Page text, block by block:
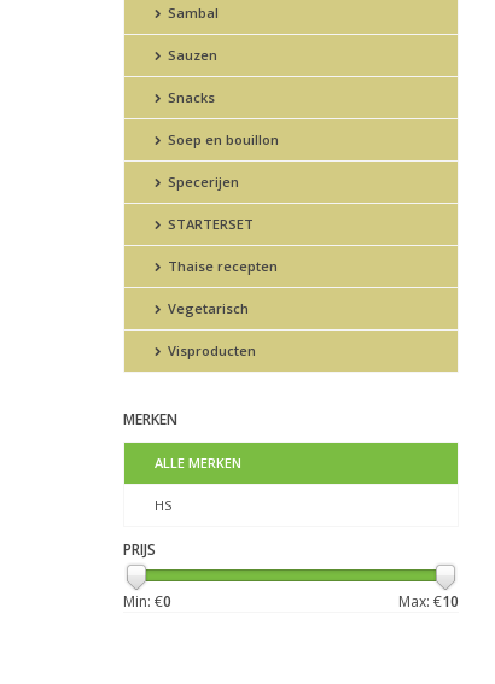
Sambal
Sauzen
Snacks
Soep en bouillon
Specerijen
STARTERSET
Thaise recepten
Vegetarisch
Visproducten
MERKEN
ALLE MERKEN
HS
PRIJS
Min: €0 Max: €10